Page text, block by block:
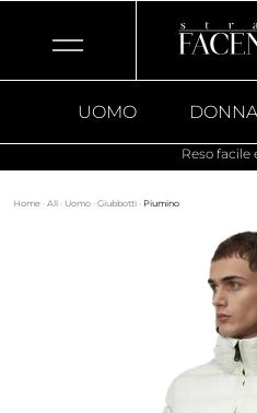
UOMO DONNA
Reso facile
Home · All · Uomo · Giubbotti · Piumino